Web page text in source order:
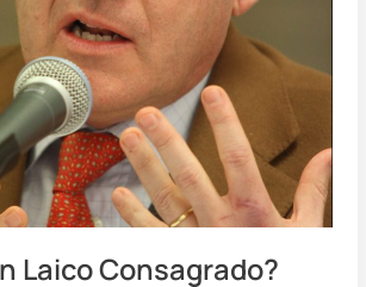
Laico Consagrado?